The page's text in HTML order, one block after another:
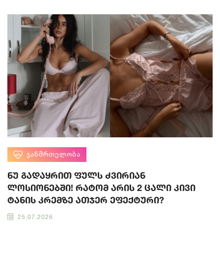
ᲯᲐᲜᲛᲠᲗᲔᲚᲝᲑᲐ
ნუ გადაყრით ფულს ძვირიან
ლოსიონებში! რატომ არის 2 ცალი კივი
ტანის კრემზე ათჯერ ეფექტური?
25.07.2026